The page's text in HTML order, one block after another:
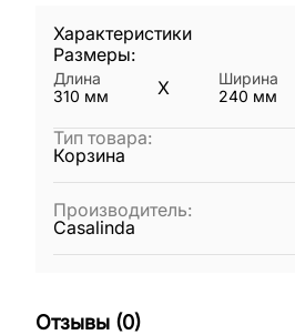
Характеристики
Размеры:
Длина
310 мм X
Ширина
240 мм
Тип товара:
Корзина
Производитель:
Casalinda
Отзывы (0)